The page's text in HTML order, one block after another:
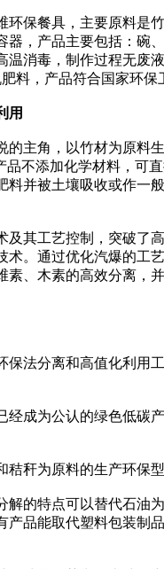
环保餐具，主要原料是
器，产品主要包括：碗
温消毒，制作过程无废
料，产品符合国家环保
用
的主角，以竹材为原料
品不添加化学材料，可
料并被土壤吸收或作一
及其工艺控制，突破了
术。通过优化汽爆的工
素、木素的高效分离，
保法分离和高值化利用
经成为公认的绿色低碳
秆为原料的生产环保
解的特点可以替代石油
产品能取代塑料包装制